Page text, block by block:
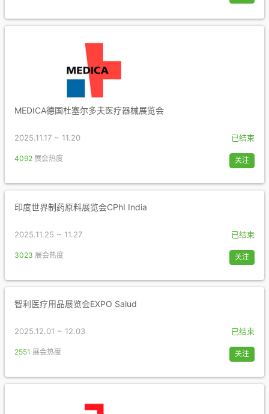
MEDICA德国杜塞尔多夫医疗器械展览会
2025.11.17 ~ 11.20 已结束
4092 展会热度 关注
印度世界制药原料展览会CPhI India
2025.11.25 ~ 11.27 已结束
3023 展会热度 关注
智利医疗用品展览会EXPO Salud
2025.12.01 ~ 12.03 已结束
2551 展会热度 关注